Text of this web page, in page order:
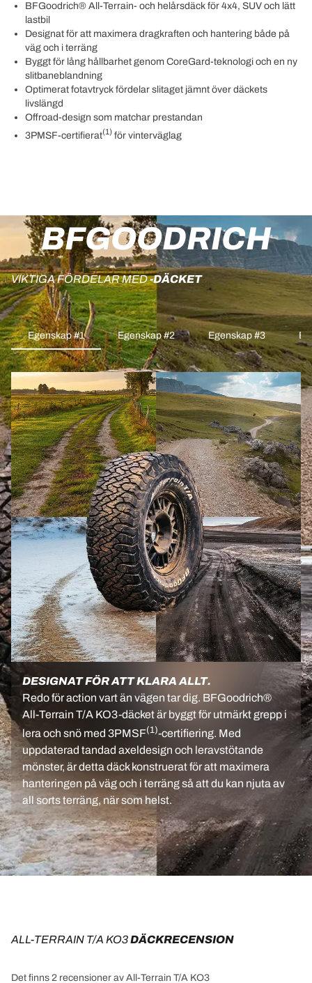
BFGoodrich® All-Terrain- och helårsdäck för 4x4, SUV och lätt
lastbil
Designat för att maximera dragkraften och hantering både på
väg och i terräng
Byggt för lång hållbarhet genom CoreGard-teknologi och en ny
slitbaneblandning
Optimerat fotavtryck fördelar slitaget jämnt över däckets
livslängd
Offroad-design som matchar prestandan
3PMSF-certifierat(1) för vinterväglag
BFGOODRICH
VIKTIGA FÖRDELAR MED-DÄCKET
Egenskap #1 Egenskap #2 Egenskap #3
DESIGNAT FÖR ATT KLARA ALLT.
Redo för action vart än vägen tar dig. BFGoodrich®
All-Terrain T/A KO3-däcket är byggt för utmärkt grepp i
lera och snö med 3PMSF(1)-certifiering. Med
uppdaterad tandad axeldesign och leravstötande
mönster, är detta däck konstruerat för att maximera
hanteringen på väg och i terräng så att du kan njuta av
all sorts terräng, när som helst.
ALL-TERRAIN T/A KO3 DÄCKRECENSION
Det finns 2 recensioner av All-Terrain T/A KO3